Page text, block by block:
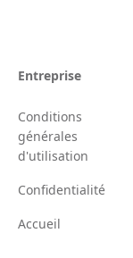
Entreprise
Conditions
générales
d'utilisation
Confidentialité
Accueil